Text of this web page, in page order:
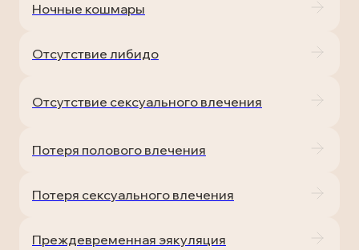
Ночные кошмары
Отсутствие либидо
Отсутствие сексуального влечения
Потеря полового влечения
Потеря сексуального влечения
Преждевременная эякуляция